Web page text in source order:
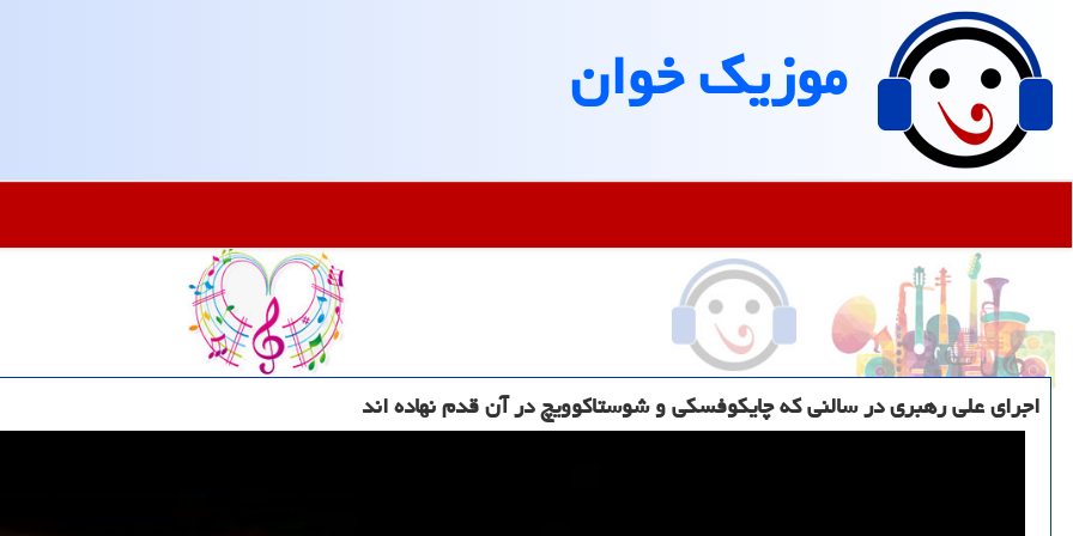
موزیك خوان
اجرای علی رهبری در سالنی که چایکوفسکی و شوستاکوویچ در آن قدم نهاده اند